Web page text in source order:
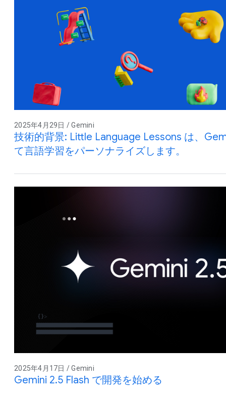
2025年4月29日 / Gemini
技術的背景: Little Language Lessons は、
て言語学習をパーソナライズします。
2025年4月17日 / Gemini
Gemini 2.5 Flash で開発を始める